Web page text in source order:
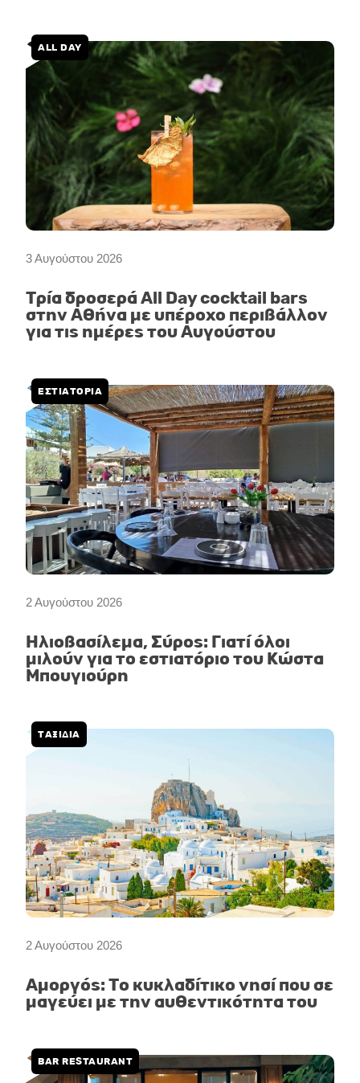
3 Αυγούστου 2026
ALL DAY
Τρία δροσερά All Day cocktail bars
στην Αθήνα με υπέροχο περιβάλλον
για τις ημέρες του Αυγούστου
2 Αυγούστου 2026
ΕΣΤΙΑΤΟΡΙΑ
Ηλιοβασίλεμα, Σύρος: Γιατί όλοι
μιλούν για το εστιατόριο του Κώστα
Μπουγιούρη
2 Αυγούστου 2026
ΤΑΞΙΔΙΑ
Αμοργός: Το κυκλαδίτικο νησί που σε
μαγεύει με την αυθεντικότητα του
BAR RESTAURANT